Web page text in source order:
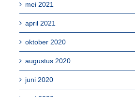
mei 2021
april 2021
oktober 2020
augustus 2020
juni 2020